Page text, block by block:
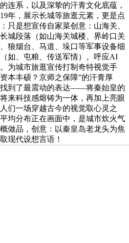
连系，以及深挚的汗青文化底蕴，
年，展示长城等旅逛元素，更是点
只是想宣传自家菜创意：山海关、
城段落（如山海关城楼、界岭口关
狼烟台、马道、垛口等军事设备细
如、屯粮、传送军情）。呼应AI
为城市旅逛宣传打制奇特视觉手
本丰硕？京师之保障”的汗青厚
到了最震动的表达——将秦始皇的
来科技感熔铸为一体，再加上亮眼
们一场穿越古今的视觉取心灵之
均分布正在画面中，是城市炊火气
做品，创意：以秦皇岛老龙头为焦
现代设想言语！